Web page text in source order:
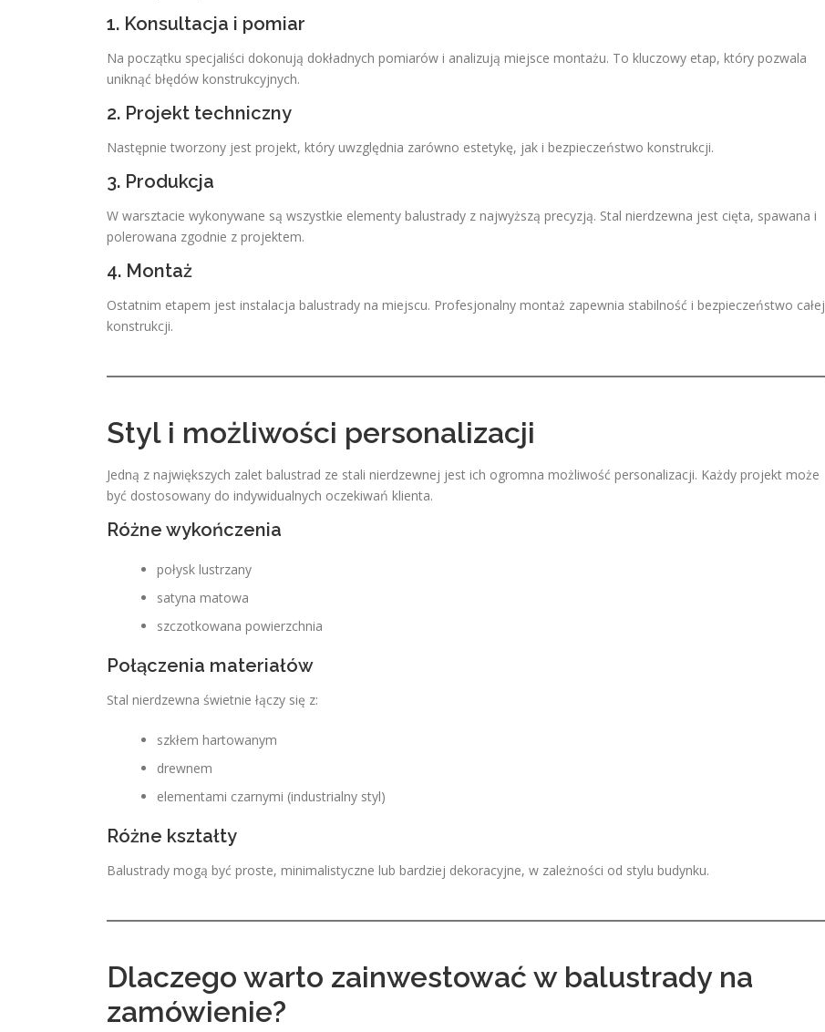
1. Konsultacja i pomiar
Na początku specjaliści dokonują dokładnych pomiarów i analizują miejsce montażu. To kluczowy etap, który pozwala
uniknąć błędów konstrukcyjnych.
2. Projekt techniczny
Następnie tworzony jest projekt, który uwzględnia zarówno estetykę, jak i bezpieczeństwo konstrukcji.
3. Produkcja
W warsztacie wykonywane są wszystkie elementy balustrady z najwyższą precyzją. Stal nierdzewna jest cięta, spawana i
polerowana zgodnie z projektem.
4. Montaż
Ostatnim etapem jest instalacja balustrady na miejscu. Profesjonalny montaż zapewnia stabilność i bezpieczeństwo całej
konstrukcji.
Styl i możliwości personalizacji
Jedną z największych zalet balustrad ze stali nierdzewnej jest ich ogromna możliwość personalizacji. Każdy projekt może
być dostosowany do indywidualnych oczekiwań klienta.
Różne wykończenia
połysk lustrzany
satyna matowa
szczotkowana powierzchnia
Połączenia materiałów
Stal nierdzewna świetnie łączy się z:
szkłem hartowanym
drewnem
elementami czarnymi (industrialny styl)
Różne kształty
Balustrady mogą być proste, minimalistyczne lub bardziej dekoracyjne, w zależności od stylu budynku.
Dlaczego warto zainwestować w balustrady na
zamówienie?